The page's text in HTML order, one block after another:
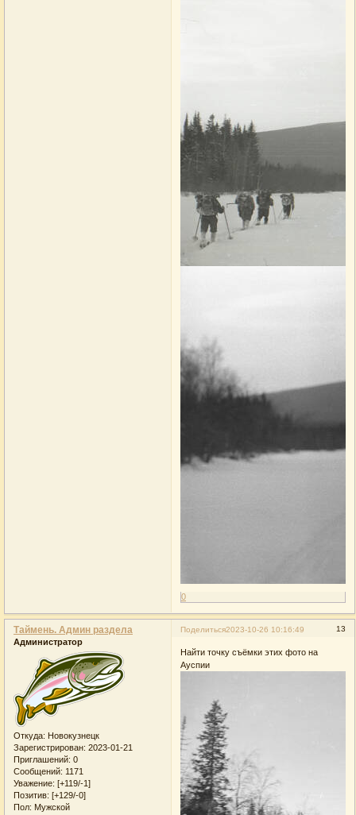
0
Поделиться 13
2023-10-26 10:16:49
Таймень. Админ раздела
Администратор
Откуда: Новокузнецк
Зарегистрирован: 2023-01-21
Приглашений: 0
Сообщений: 1171
Уважение: [+119/-1]
Позитив: [+129/-0]
Пол: Мужской
Найти точку съёмки этих фото на
Ауспии